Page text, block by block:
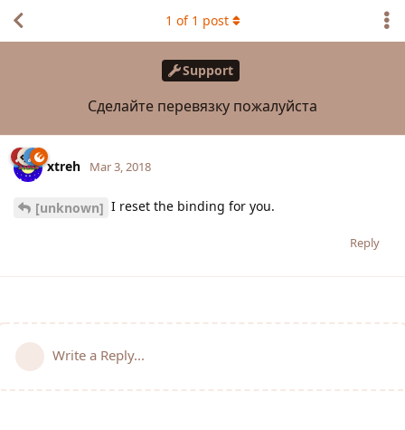
Support
Сделайте перевязку пожалуйста
1 of 1 post
xtreh Mar 3, 2018
[unknown] I reset the binding for you.
Reply
Write a Reply...